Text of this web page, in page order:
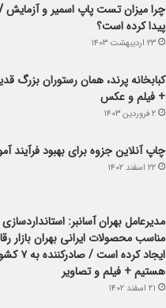
پیدا کرده است؟
۲۳ اردیبهشت ۱۴۰۳
کبابخانه پرند، همان رستوران بزرگ
+ فیلم و عکس
۲ فروردین ۱۴۰۳
چاپ آنلاین جزوه برای بهبود فرآیند
۲۲ اسفند ۱۴۰۲
مدیرعامل بهران آسانبر:
مناسب محصولات ایرانی بهران بازار
ایجاد کرده
هستیم + فیلم و تصاویر
۲۱ اسفند ۱۴۰۲